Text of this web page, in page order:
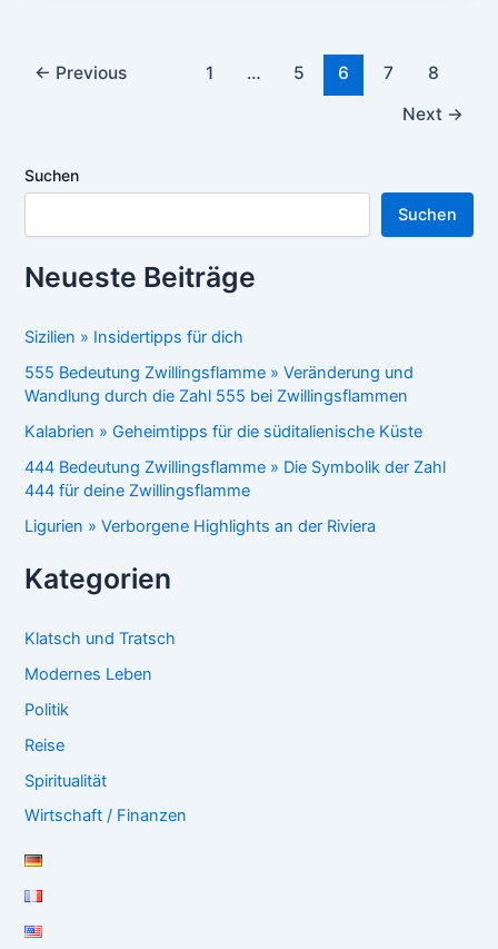
Post← Previous 1 … 5 6 7
8
Next →
Suchen
Suchen
Neueste Beiträge
Sizilien » Insidertipps für dich
555 Bedeutung Zwillingsflamme » Veränderung und
Wandlung durch die Zahl 555 bei Zwillingsflammen
Kalabrien » Geheimtipps für die süditalienische Küste
444 Bedeutung Zwillingsflamme » Die Symbolik der Zahl
444 für deine Zwillingsflamme
Ligurien » Verborgene Highlights an der Riviera
Kategorien
Klatsch und Tratsch
Modernes Leben
Politik
Reise
Spiritualität
Wirtschaft / Finanzen